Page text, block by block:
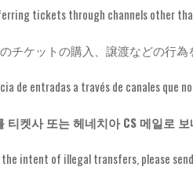
tickets through channels other
チケットの購入、譲渡などの行為
de entradas a través de canales que
켓사 또는 헤네치아 CS 메일로
intent of illegal transfers, please